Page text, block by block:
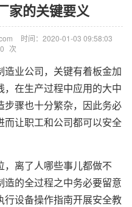
家的关键要义
时间：2020-01-03 09:58:03
0 次
业公司，关键有着板金加
在生产过程中应用的大中
步骤也十分繁杂，因此务必
让职工和公司都可以安全
离了人哪些事儿都做不
造的全过程之中务必要留意
设备操作指南开展安全教